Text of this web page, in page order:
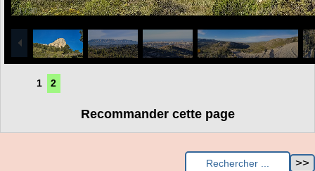
1/30
1 2
Recommander cette page